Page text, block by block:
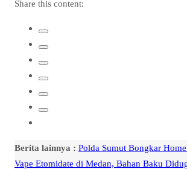
Share this content:
Berita lainnya : Polda Sumut Bongkar
Vape Etomidate di Medan, Bahan Baku